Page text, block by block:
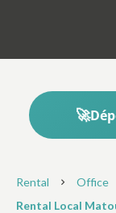
Rental
Office
Rental Local